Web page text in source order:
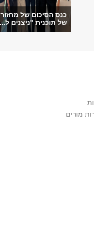
כנס הסיכום של
של תוכנית "ניצנים ל...
מורים